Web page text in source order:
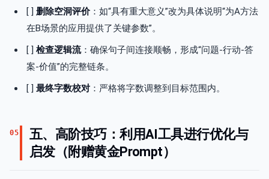
[ ] 删除空洞评价：如“具有重大意义”改为具体说明“为A方法
在B场景的应用提供了关键参数”。
[ ] 检查逻辑流：确保句子间连接顺畅，形成“问题-行动-答
案-价值”的完整链条。
[ ] 最终字数校对 ：严格将字数调整到目标范围内。
05
五、高阶技巧：利用AI工具进行优化与
启发（附赠黄金Prompt）